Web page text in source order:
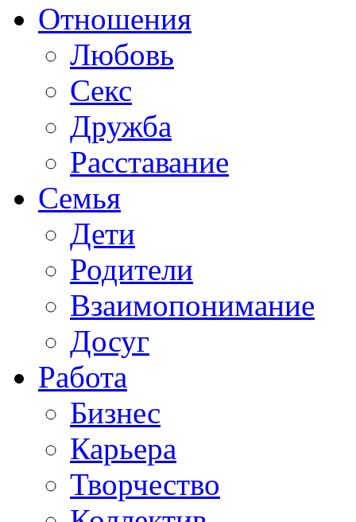
Отношения
Любовь
Секс
Дружба
Расставание
Семья
Дети
Родители
Взаимопонимание
Досуг
Работа
Бизнес
Карьера
Творчество